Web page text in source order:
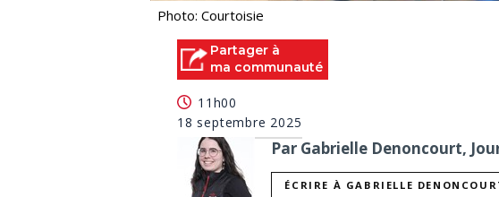
Photo: Courtoisie
Partager à
ma communauté
11h00
18 septembre 2025
Par Gabrielle Denoncourt,
ÉCRIRE À GABRIELLE